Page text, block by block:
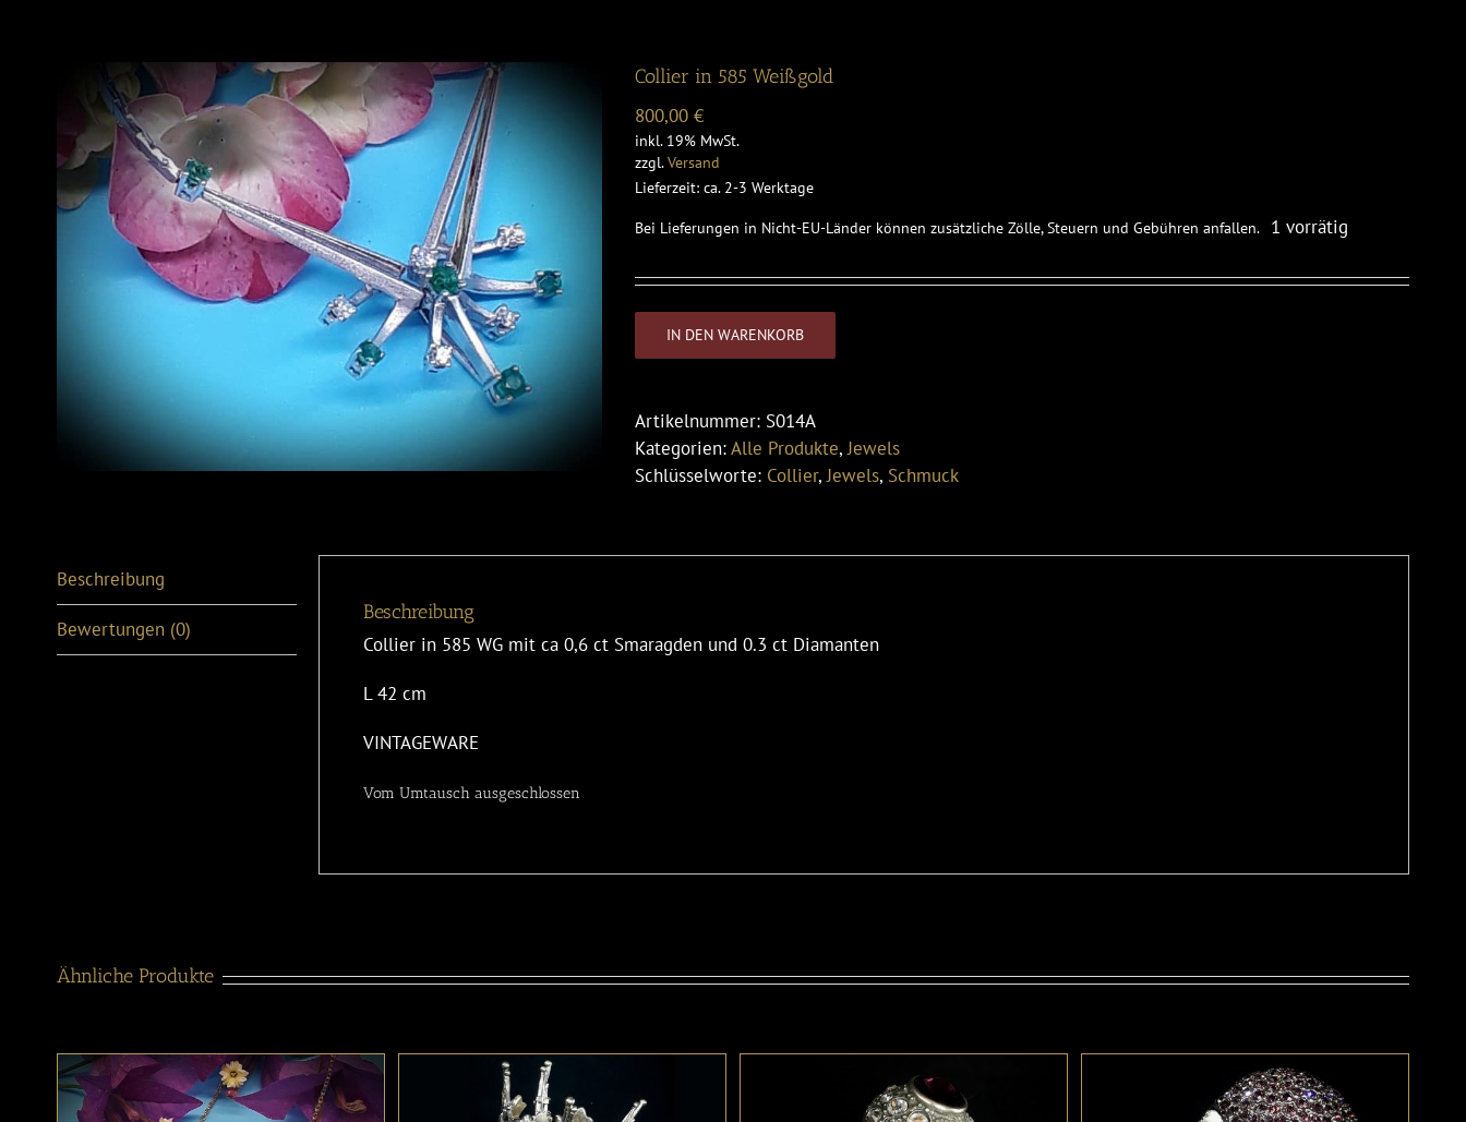
Collier in 585 Weißgold
800,00 €
inkl. 19% MwSt.
zzgl.Versand
Lieferzeit: ca. 2-3 Werktage
Bei Lieferungen in Nicht-EU-Länder können zusätzliche Zölle, Steuern und Gebühren anfallen. 1 vorrätig
IN DEN WARENKORB
Artikelnummer: S014A
Kategorien:Alle Produkte,Jewels
Schlüsselworte: Collier,Jewels, Schmuck
Beschreibung
Bewertungen (0)
Beschreibung
Collier in 585 WG mit ca 0,6 ct Smaragden und 0.3 ct Diamanten
L 42 cm
VINTAGEWARE
Vom Umtausch ausgeschlossen
Ähnliche Produkte